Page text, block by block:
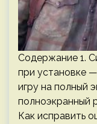
Содержание 1.
при установке
игру на полный
полноэкранный
Как исправить